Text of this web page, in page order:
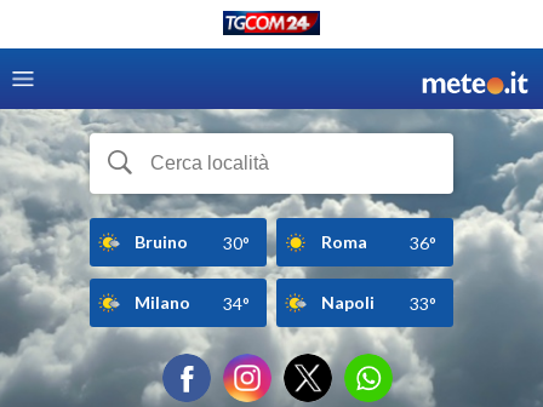
Bruino 30° Roma 36°
Milano 34° Napoli 33°